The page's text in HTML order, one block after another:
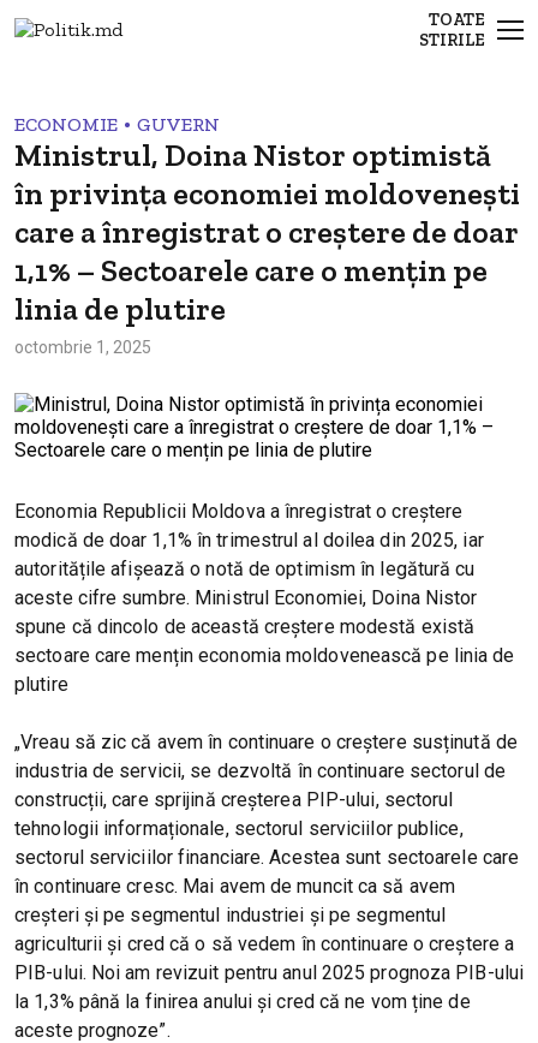
TOATE
STIRILE
ECONOMIE • GUVERN
Ministrul, Doina Nistor optimistă
în privința economiei moldovenești
care a înregistrat o creștere de doar
1,1% – Sectoarele care o mențin pe
linia de plutire
octombrie 1, 2025
Economia Republicii Moldova a înregistrat o creștere
modică de doar 1,1% în trimestrul al doilea din 2025, iar
autoritățile afișează o notă de optimism în legătură cu
aceste cifre sumbre. Ministrul Economiei, Doina Nistor
spune că dincolo de această creștere modestă există
sectoare care mențin economia moldovenească pe linia de
plutire
„Vreau să zic că avem în continuare o creștere susținută de
industria de servicii, se dezvoltă în continuare sectorul de
construcții, care sprijină creșterea PIP-ului, sectorul
tehnologii informaționale, sectorul serviciilor publice,
sectorul serviciilor financiare. Acestea sunt sectoarele care
în continuare cresc. Mai avem de muncit ca să avem
creșteri și pe segmentul industriei și pe segmentul
agriculturii și cred că o să vedem în continuare o creștere a
PIB-ului. Noi am revizuit pentru anul 2025 prognoza PIB-ului
la 1,3% până la finirea anului și cred că ne vom ține de
aceste prognoze”.